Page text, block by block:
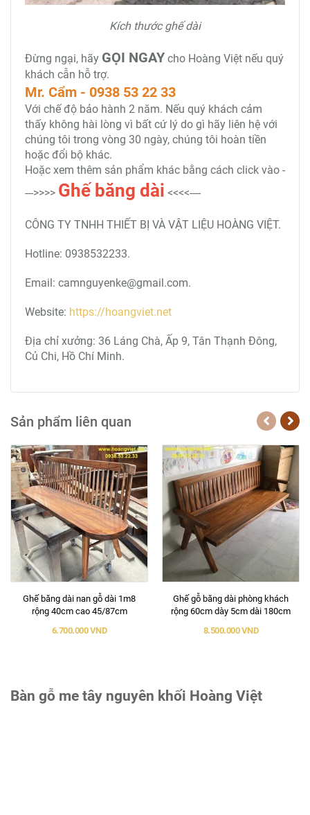
Kích thước ghế dài
Đừng ngại, hãy GỌI NGAY cho Hoàng Việt nếu quý
khách cẫn hỗ trợ.
Mr. Cẩm - 0938 53 22 33
Với chế độ bảo hành 2 năm. Nếu quý khách cảm
thấy không hài lòng vì bất cứ lý do gì hãy liên hệ với
chúng tôi trong vòng 30 ngày, chúng tôi hoàn tiền
hoặc đổi bộ khác.
Hoặc xem thêm sản phẩm khác bằng cách click vào -
--->>>> Ghế băng dài <<<<----
CÔNG TY TNHH THIẾT BỊ VÀ VẬT LIỆU HOÀNG VIỆT.
Hotline: 0938532233.
Email: camnguyenke@gmail.com.
Website: https://hoangviet.net
Địa chỉ xưởng: 36 Láng Chà, Ấp 9, Tân Thạnh Đông,
Củ Chi, Hồ Chí Minh.
Sản phẩm liên quan
Ghế băng dài nan gỗ dài 1m8
rộng 40cm cao 45/87cm
6.700.000 VND
Ghế gỗ băng dài phòng khách
rộng 60cm dày 5cm dài 180cm
8.500.000 VND
Bàn gỗ me tây nguyên khối Hoàng Việt